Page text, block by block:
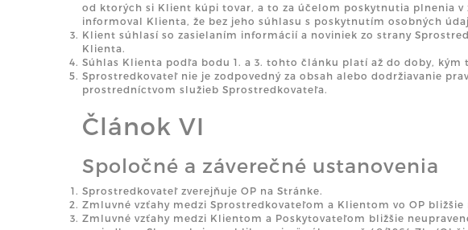
od ktorých si Klient kúpi tovar, a to za účelom poskytnutia plnenia
informoval Klienta, že bez jeho súhlasu s poskytnutím osobných
Klient súhlasí so zasielaním informácií a noviniek zo strany
Klienta.
Súhlas Klienta podľa bodu 1. a 3. tohto článku platí až do doby,
Sprostredkovateľ nie je zodpovedný za obsah alebo dodržiavanie
prostredníctvom služieb Sprostredkovateľa.
Článok VI
Spoločné a záverečné ustanovenia
Sprostredkovateľ zverejňuje OP na Stránke.
Zmluvné vzťahy medzi Sprostredkovateľom a Klientom vo OP
Zmluvné vzťahy medzi Klientom a Poskytovateľom bližšie